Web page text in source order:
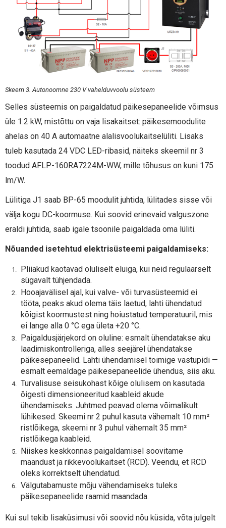
Skeem 3. Autonoomne 230 V vahelduvvoolu süsteem
Selles süsteemis on paigaldatud päikesepaneelide võimsus
üle 1.2 kW, mistõttu on vaja lisakaitset: päikesemoodulite
ahelas on 40 A automaatne alalisvoolukaitselüliti. Lisaks
tuleb kasutada 24 VDC LED-ribasid, näiteks skeemil nr 3
toodud AFLP-160RA7224M-WW, mille tõhusus on kuni 175
lm/W.
Lülitiga J1 saab BP-65 moodulit juhtida, lülitades sisse või
välja kogu DC-koormuse. Kui soovid erinevaid valguszone
eraldi juhtida, saab igale tsoonile paigaldada oma lüliti.
Nõuanded isetehtud elektrisüsteemi paigaldamiseks:
Pliiakud kaotavad oluliselt eluiga, kui neid regulaarselt
sügavalt tühjendada.
Hooajavälisel ajal, kui valve- või turvasüsteemid ei
tööta, peaks akud olema täis laetud, lahti ühendatud
kõigist koormustest ning hoiustatud temperatuuril, mis
ei lange alla 0 °C ega ületa +20 °C.
Paigaldusjärjekord on oluline: esmalt ühendatakse aku
laadimiskontrolleriga, alles seejärel ühendatakse
päikesepaneelid. Lahti ühendamisel toimige vastupidi —
esmalt eemaldage päikesepaneelide ühendus, siis aku.
Turvalisuse seisukohast kõige olulisem on kasutada
õigesti dimensioneeritud kaableid akude
ühendamiseks. Juhtmed peavad olema võimalikult
lühikesed. Skeemi nr 2 puhul kasuta vähemalt 10 mm²
ristlõikega, skeemi nr 3 puhul vähemalt 35 mm²
ristlõikega kaableid.
Niiskes keskkonnas paigaldamisel soovitame
maandust ja rikkevoolukaitset (RCD). Veendu, et RCD
oleks korrektselt ühendatud.
Välgutabamuste mõju vähendamiseks tuleks
päikesepaneelide raamid maandada.
Kui sul tekib lisaküsimusi või soovid nõu küsida, võta julgelt